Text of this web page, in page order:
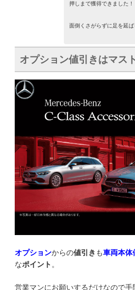
押しまで獲得できました！
面倒くさがらずに足を延ば
オプション値引きはマス
オプションからの値引き も車両本体
なポイント 。
営業マンにお願いするだけなので手